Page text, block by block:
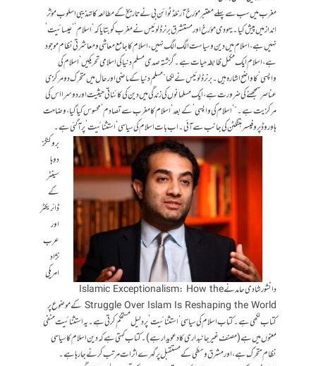
مغرب میں سب سے پہلے معتبر مؤرخ آرنلڈ ٹوائن بی نے تاریخ کے مطالعہ کا تہذیبی اسلوب مؤثر
انداز میں پیش کیا۔ یہودی مؤرخ اور مستشرق برنرڈ لوئیس نے مغرب کو بتایا کہ ‘اسلام’ ‘عیسائیت’
نہیں ہے، اسلام میں دین و سیاست الگ الگ نہیں، اسلام کا جامع معاشی ومعاشرتی نظام موجود
ہے، اسلام ایک مکمل ظابطہ حیات ہے۔ گزشتہ صدی مسلم دنیا کی اسلامی تحریکیں ‘اسلام کی
واپسی’ کا واضح اشارہ ہیں۔ برنرڈ لوئیس نے لکھا ”مسلم دنیا کے ماضی اور حال میں متحرک دو مرکزی
عناصر سمجھنے کی ضرورت ہے، ایک مسلمانوں کی زندگی میں دین کی کائناتی حیثیت اور دوسرا اس کی
مرکزیت ہے۔” ‘اسلام کی واپسی’ کے بعد ‘اسلام کا مغرب سے تصادم’ محسوس کیا گیا، وضاحت
ہاوروڈ پروفیسر ہنٹگٹن کی جانب سے آئی۔ اب بات اسلام کی سیاسی ‘استثنائیت’ پرآگئی ہے۔
بروکنگز
دوہا
سینٹر
کے
ڈائریکٹر
اور
عرب
نژاد
امریکی
دانشور شادی حامد نے Islamic Exceptionalism: How the
Struggle Over Islam Is Reshaping the World کے موضوع پر
کتاب لکھی ہے۔ کتاب اسلام کی سیاسی ‘استثنائیت’ پر دلیل مستحکم کرتی ہے۔ یہ استثنائیت منفی
معنوں میں ہے (مصنف غیرجانبداری کا دعویدار ہے)۔ کتاب کہتی ہے کہ دین اسلام کا سیاسی
نظام متحرک ہے، اور مشرق وسطٰی کے مستقبل پرگہرے اثرات مرتب کرنے جا رہا ہے۔